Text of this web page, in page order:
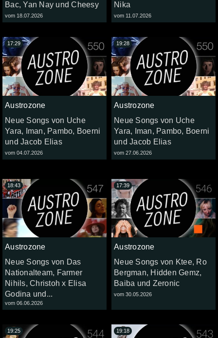
Bac, Yan Nay und Cheesy
vom 18.07.2026
Nika
vom 11.07.2026
Austrozone
Neue Songs von Uche
Yara, Iman, Pambo, Boerni
und Jacob Elias
vom 04.07.2026
17:29
Austrozone
Neue Songs von Uche
Yara, Iman, Pambo, Boerni
und Jacob Elias
vom 27.06.2026
19:28
Austrozone
Neue Songs von Das
Nationalteam, Farmer
Nihils, Christoh x Elisa
Godina und...
vom 06.06.2026
18:43
Austrozone
Neue Songs von Ktee, Ro
Bergman, Hidden Gemz,
Baiba und Zeronic
vom 30.05.2026
17:39
19:25 19:18